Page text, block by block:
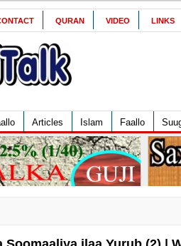
QURAN VIDEO LINKS
Articles Islam Faallo